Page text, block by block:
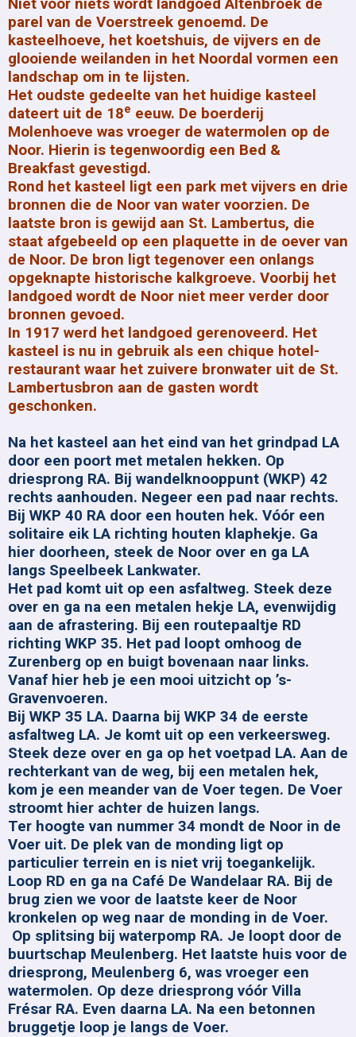
Niet voor niets wordt landgoed Altenbroek de
parel van de Voerstreek genoemd. De
kasteelhoeve, het koetshuis, de vijvers en de
glooiende weilanden in het Noordal vormen een
landschap om in te lijsten.
Het oudste gedeelte van het huidige kasteel
dateert uit de 18e eeuw. De boerderij
Molenhoeve was vroeger de watermolen op de
Noor. Hierin is tegenwoordig een Bed &
Breakfast gevestigd.
Rond het kasteel ligt een park met vijvers en drie
bronnen die de Noor van water voorzien. De
laatste bron is gewijd aan St. Lambertus, die
staat afgebeeld op een plaquette in de oever van
de Noor. De bron ligt tegenover een onlangs
opgeknapte historische kalkgroeve. Voorbij het
landgoed wordt de Noor niet meer verder door
bronnen gevoed.
In 1917 werd het landgoed gerenoveerd. Het
kasteel is nu in gebruik als een chique hotel-
restaurant waar het zuivere bronwater uit de St.
Lambertusbron aan de gasten wordt
geschonken.
Na het kasteel aan het eind van het grindpad LA
door een poort met metalen hekken. Op
driesprong RA. Bij wandelknooppunt (WKP) 42
rechts aanhouden. Negeer een pad naar rechts.
Bij WKP 40 RA door een houten hek. Vóór een
solitaire eik LA richting houten klaphekje. Ga
hier doorheen, steek de Noor over en ga LA
langs Speelbeek Lankwater.
Het pad komt uit op een asfaltweg. Steek deze
over en ga na een metalen hekje LA, evenwijdig
aan de afrastering. Bij een routepaaltje RD
richting WKP 35. Het pad loopt omhoog de
Zurenberg op en buigt bovenaan naar links.
Vanaf hier heb je een mooi uitzicht op ’s-
Gravenvoeren.
Bij WKP 35 LA. Daarna bij WKP 34 de eerste
asfaltweg LA. Je komt uit op een verkeersweg.
Steek deze over en ga op het voetpad LA. Aan de
rechterkant van de weg, bij een metalen hek,
kom je een meander van de Voer tegen. De Voer
stroomt hier achter de huizen langs.
Ter hoogte van nummer 34 mondt de Noor in de
Voer uit. De plek van de monding ligt op
particulier terrein en is niet vrij toegankelijk.
Loop RD en ga na Café De Wandelaar RA. Bij de
brug zien we voor de laatste keer de Noor
kronkelen op weg naar de monding in de Voer.
Op splitsing bij waterpomp RA. Je loopt door de
buurtschap Meulenberg. Het laatste huis voor de
driesprong, Meulenberg 6, was vroeger een
watermolen. Op deze driesprong vóór Villa
Frésar RA. Even daarna LA. Na een betonnen
bruggetje loop je langs de Voer.